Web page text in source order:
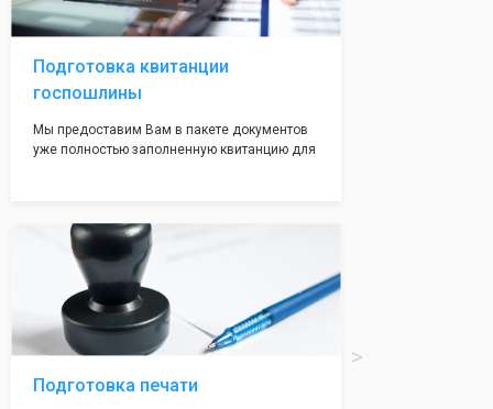
волноваться на этот счет, ведь у нас все
адреса не массовые и очень надежные!
Подготовка квитанции
госпошлины
Мы предоставим Вам в пакете документов
уже полностью заполненную квитанцию для
посредственно в налоговой инспекции при
подаче документов на регистрацию.
Подготовка печати